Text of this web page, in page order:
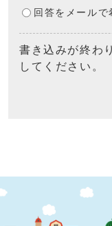
回答をメールで
書き込みが終わ
してください。